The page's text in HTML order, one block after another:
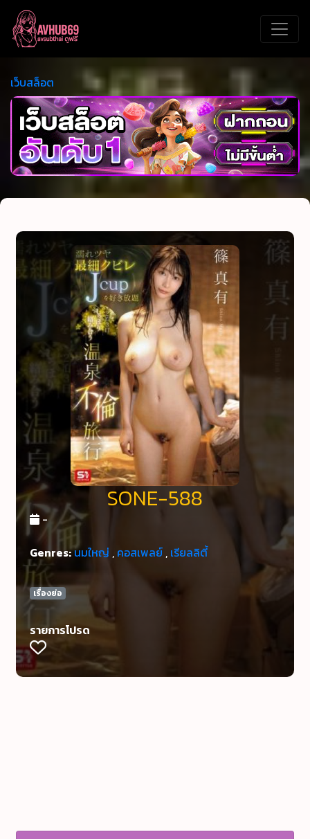
เว็บสล็อต
SONE-588
-
Genres:นมใหญ่ , คอสเพลย์ , เรียลลิตี้
เรื่องย่อ
รายการโปรด